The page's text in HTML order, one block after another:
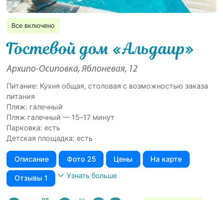
Все включено
Гостевой дом «Альдаир»
Архипо-Осиповка, Яблоневая, 12
Питание: Кухня общая, столовая с возможностью заказа
питания
Пляж: галечный
Пляж галечный — 15–17 минут
Парковка: есть
Детская площадка: есть
Описание Фото 25 Цены На карте
Отзывы 1 Узнать больше